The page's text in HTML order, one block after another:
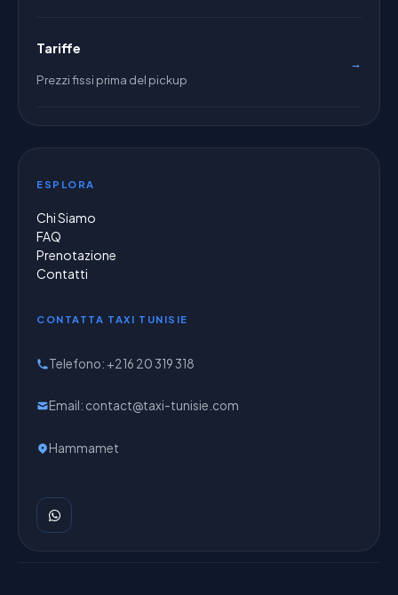
Tariffe
Prezzi fissi prima del pickup
→
ESPLORA
Chi Siamo
FAQ
Prenotazione
Contatti
CONTATTA TAXI TUNISIE
Telefono: +216 20 319 318
Email: contact@taxi-tunisie.com
Hammamet